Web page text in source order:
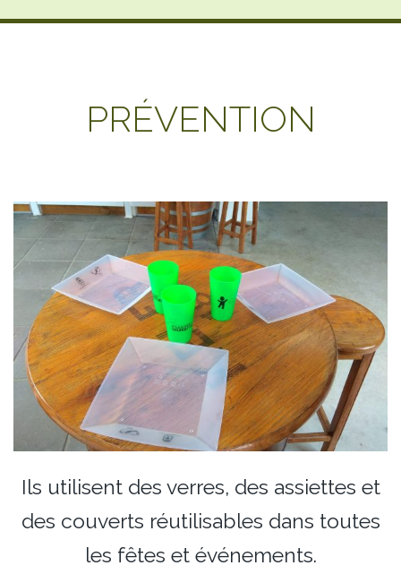
PRÉVENTION
Ils utilisent des verres, des assiettes et
des couverts réutilisables dans toutes
les fêtes et événements.